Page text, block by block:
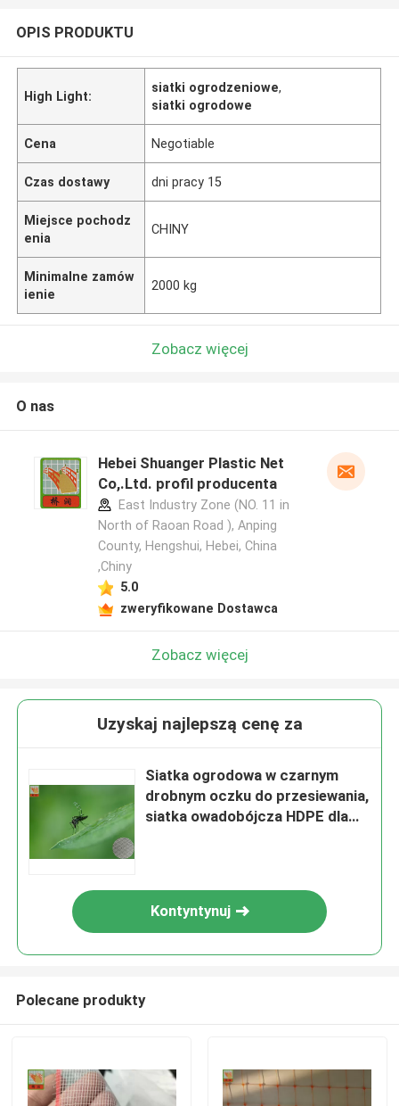
OPIS PRODUKTU
High Light:
siatki ogrodzeniowe,
siatki ogrodowe
Cena Negotiable
Czas dostawy dni pracy 15
Miejsce pochodz
enia
CHINY
Minimalne zamów
ienie
2000 kg
Zobacz więcej
O nas
Hebei Shuanger Plastic Net
Co,.Ltd. profil producenta
East Industry Zone (NO. 11 in
North of Raoan Road ), Anping
County, Hengshui, Hebei, China
,Chiny
5.0
zweryfikowane Dostawca
Zobacz więcej
Uzyskaj najlepszą cenę za
Siatka ogrodowa w czarnym
drobnym oczku do przesiewania,
siatka owadobójcza HDPE dla
Kontyntynuj
Polecane produkty